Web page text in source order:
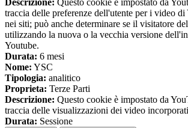
Descrizione: Questo cookie è impostato da
traccia delle preferenze dell'utente per i video
nei siti; può anche determinare se il visitatore
utilizzando la nuova o la vecchia versione
Youtube.
Durata: 6 mesi
Nome: YSC
Tipologia: analitico
Proprieta: Terze Parti
Descrizione: Questo cookie è impostato da
traccia delle visualizzazioni dei video
Durata: Sessione